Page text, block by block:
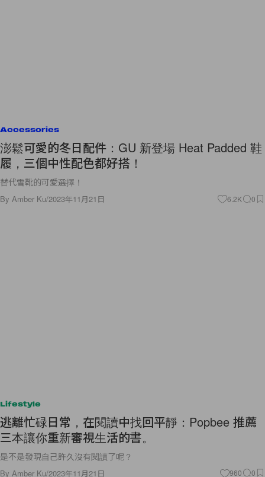
Accessories
澎鬆可愛的冬日配件：GU 新登場 Heat Padded 鞋
履，三個中性配色都好搭！
替代雪靴的可愛選擇！
By Amber Ku/2023年11月21日 6.2K 0
Lifestyle
逃離忙碌日常，在閱讀中找回平靜：Popbee 推薦
三本讓你重新審視生活的書。
是不是發現自己許久沒有閱讀了呢？
By Amber Ku/2023年11月21日 960 0